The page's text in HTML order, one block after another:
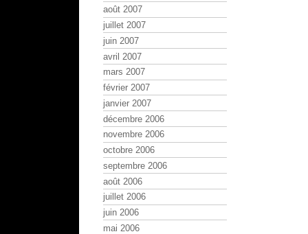
août 2007
juillet 2007
juin 2007
avril 2007
mars 2007
février 2007
janvier 2007
décembre 2006
novembre 2006
octobre 2006
septembre 2006
août 2006
juillet 2006
juin 2006
mai 2006